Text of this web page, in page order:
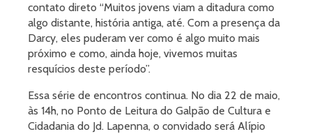
contato direto “Muitos jovens viam a ditadura como
algo distante, história antiga, até. Com a presença da
Darcy, eles puderam ver como é algo muito mais
próximo e como, ainda hoje, vivemos muitas
resquícios deste período”.
Essa série de encontros continua. No dia 22 de maio,
às 14h, no Ponto de Leitura do Galpão de Cultura e
Cidadania do Jd. Lapenna, o convidado será Alípio